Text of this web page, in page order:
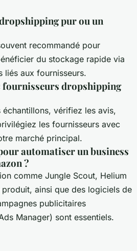
pur ou un
recommandé pour
du stockage rapide via
liés aux fournisseurs.
fournisseurs dropshipping
vérifiez les avis,
les fournisseurs avec
marché principal.
automatiser un business
?
comme Jungle Scout, Helium
ainsi que des logiciels de
publicitaires
Manager) sont essentiels.